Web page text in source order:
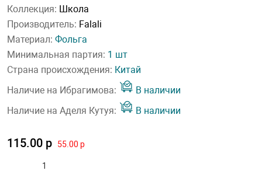
Коллекция: Школа
Производитель: Falali
Материал: Фольга
Минимальная партия: 1 шт
Страна происхождения: Китай
Наличие на Ибрагимова:
В наличии
Наличие на Аделя Кутуя:
В наличии
115.00 р 55.00 р